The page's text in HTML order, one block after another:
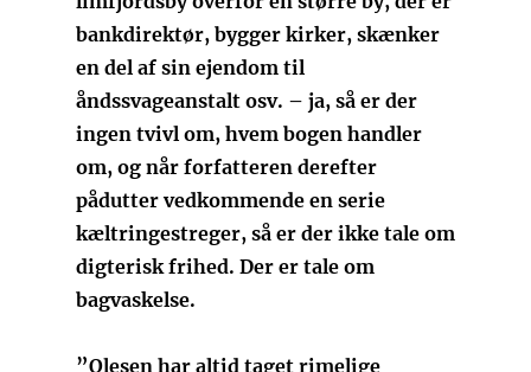
bankdirektør, bygger kirker, skænker
en del af sin ejendom til
åndssvageanstalt osv. – ja, så er der
ingen tvivl om, hvem bogen handler
om, og når forfatteren derefter
pådutter vedkommende en serie
kæltringestreger, så er der ikke tale om
digterisk frihed. Der er tale om
bagvaskelse.
”Olesen har altid taget rimelige